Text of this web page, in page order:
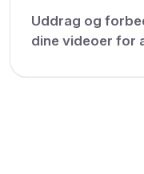
Uddrag og
dine videoer for